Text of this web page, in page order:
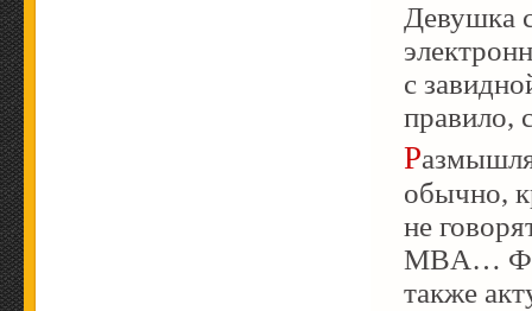
Девушка
с
правило,
обычно,
не
MBA…
также